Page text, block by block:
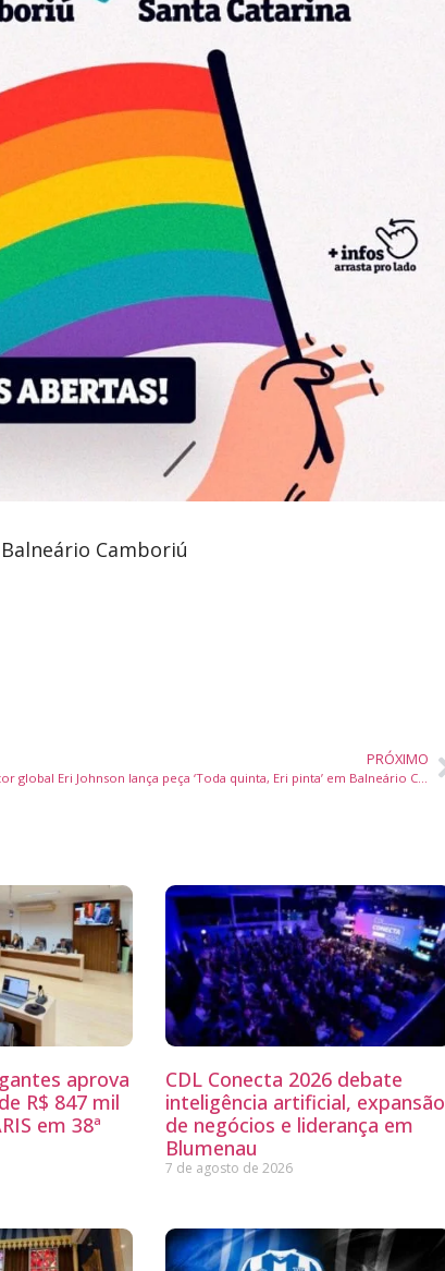
Camboriú
PRÓXIMO
aprova
R$ 847 mil
em 38ª
CDL Conecta 2026 debate
inteligência artificial, expansão
de negócios e liderança em
Blumenau
7 de agosto de 2026